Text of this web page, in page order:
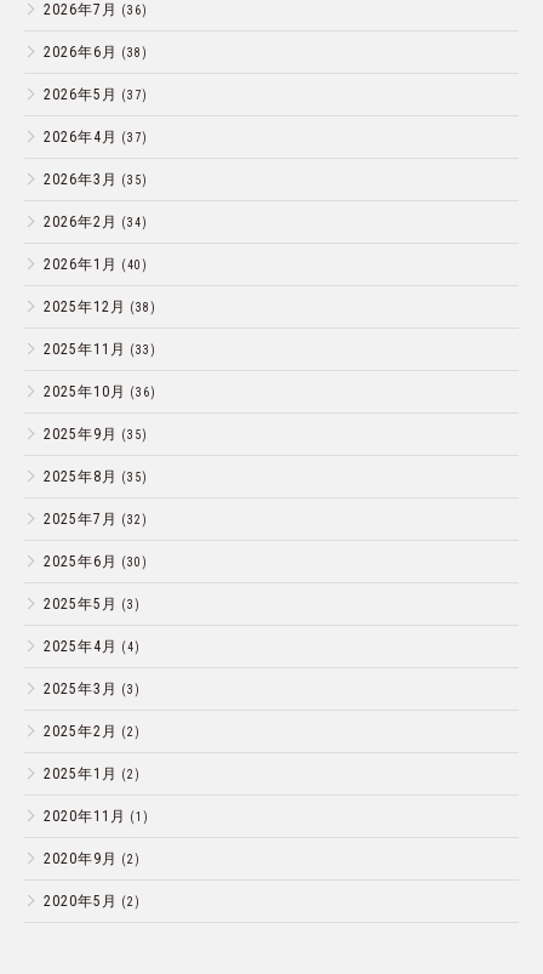
2026年7月 (36)
2026年6月 (38)
2026年5月 (37)
2026年4月 (37)
2026年3月 (35)
2026年2月 (34)
2026年1月 (40)
2025年12月 (38)
2025年11月 (33)
2025年10月 (36)
2025年9月 (35)
2025年8月 (35)
2025年7月 (32)
2025年6月 (30)
2025年5月 (3)
2025年4月 (4)
2025年3月 (3)
2025年2月 (2)
2025年1月 (2)
2020年11月 (1)
2020年9月 (2)
2020年5月 (2)